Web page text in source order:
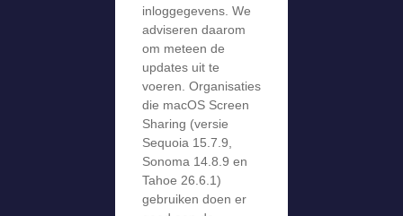
inloggegevens. We
adviseren daarom
om meteen de
updates uit te
voeren. Organisaties
die macOS Screen
Sharing (versie
Sequoia 15.7.9,
Sonoma 14.8.9 en
Tahoe 26.6.1)
gebruiken doen er